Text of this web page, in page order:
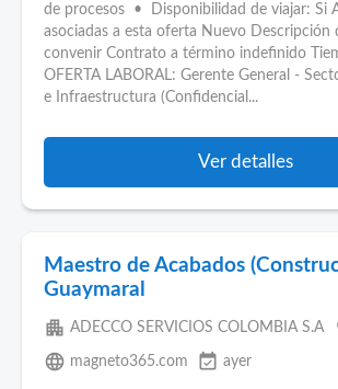
de procesos • Disponibilidad de viajar: Si
asociadas a esta oferta Nuevo Descripción
convenir Contrato a término indefinido
OFERTA LABORAL: Gerente General -
e Infraestructura (Confidencial...
Ver detalles
Maestro de Acabados
Guaymaral
apartment ADECCO SERVICIOS COLOMBIA S.A
language magneto365.com event_available ayer